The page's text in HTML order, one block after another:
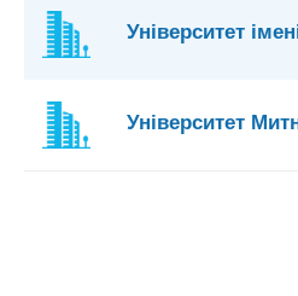
Університет
Університет